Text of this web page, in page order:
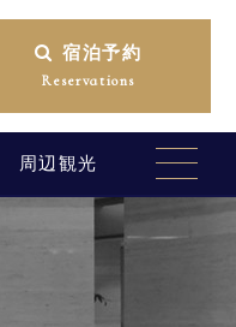
宿泊予約
Reservations
周辺観光